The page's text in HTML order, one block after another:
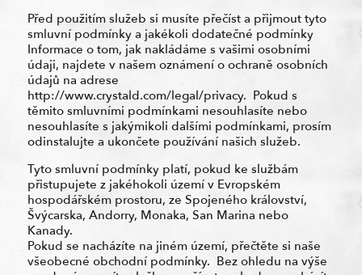
Před použitím služeb si musíte přečíst a přijmout tyto
smluvní podmínky a jakékoli dodatečné podmínky
Informace o tom, jak nakládáme s vašimi osobními
údaji, najdete v našem oznámení o ochraně osobních
údajů na adrese
http://www.crystald.com/legal/privacy. Pokud s
těmito smluvními podmínkami nesouhlasíte nebo
nesouhlasíte s jakýmikoli dalšími podmínkami, prosím
odinstalujte a ukončete používání našich služeb.
Tyto smluvní podmínky platí, pokud ke službám
přistupujete z jakéhokoli území v Evropském
hospodářském prostoru, ze Spojeného království,
Švýcarska, Andorry, Monaka, San Marina nebo
Kanady.
Pokud se nacházíte na jiném území, přečtěte si naše
všeobecné obchodní podmínky. Bez ohledu na výše